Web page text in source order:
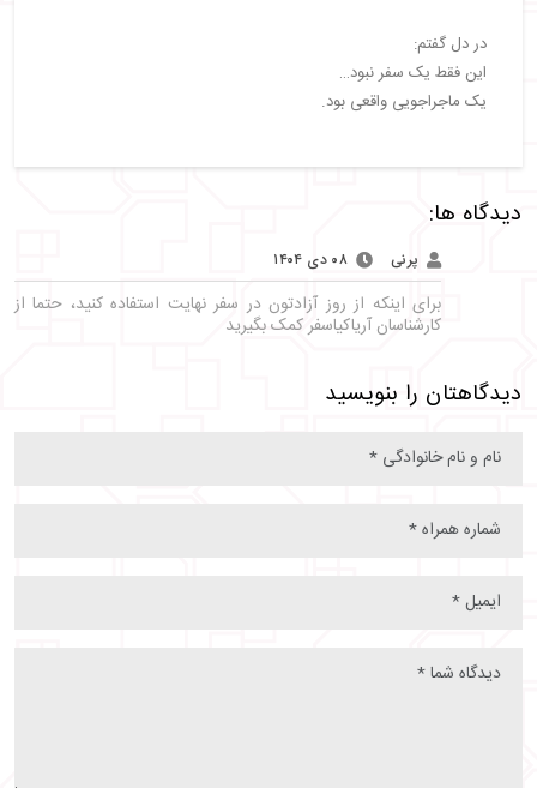
در دل گفتم:
این فقط یک سفر نبود…
یک ماجراجویی واقعی بود.
دیدگاه ها:
پرنی ۰۸ دی ۱۴۰۴
برای اینکه از روز آزادتون در سفر نهایت استفاده کنید، حتما از
کارشناسان آریاکیاسفر کمک بگیرید
دیدگاهتان را بنویسید